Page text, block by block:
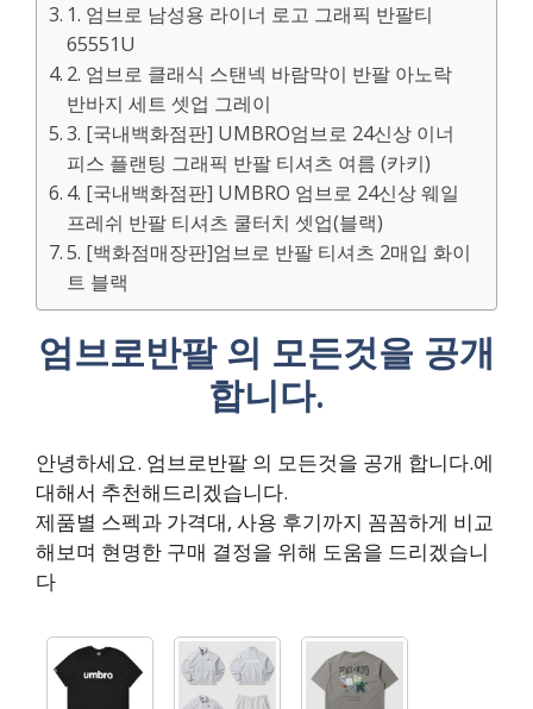
1. 엄브로 남성용 라이너 로고 그래픽 반팔티
65551U
2. 엄브로 클래식 스탠넥 바람막이 반팔 아노락
반바지 세트 셋업 그레이
3. [국내백화점판] UMBRO엄브로 24신상 이너
피스 플랜팅 그래픽 반팔 티셔츠 여름 (카키)
4. [국내백화점판] UMBRO 엄브로 24신상 웨일
프레쉬 반팔 티셔츠 쿨터치 셋업(블랙)
5. [백화점매장판]엄브로 반팔 티셔츠 2매입 화이
트 블랙
엄브로반팔 의 모든것을 공개
합니다.
안녕하세요. 엄브로반팔 의 모든것을 공개 합니다.에
대해서 추천해드리겠습니다.
제품별 스펙과 가격대, 사용 후기까지 꼼꼼하게 비교
해보며 현명한 구매 결정을 위해 도움을 드리겠습니
다